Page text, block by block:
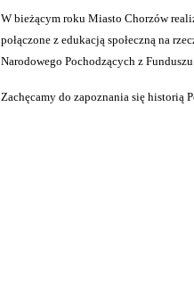
W bieżącym roku Miasto Chorzów
połączone z edukacją społeczną na
Narodowego Pochodzących z
Zachęcamy do zapoznania się historią